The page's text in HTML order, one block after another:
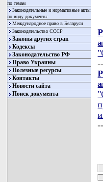
по темам
Законодательные и нормативные акты
по виду документы
Международное право в Беларуси
Законодательство СССР
Законы других стран
Кодексы
Законодательство РФ
Право Украины
Полезные ресурсы
Контакты
Новости сайта
Поиск документа